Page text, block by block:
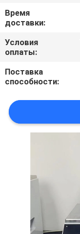
СПРОСИТЕ
ЦИТАТУ
КАРТА
САЙТА
PRIVACY
POLICY
Время
доставки:
Условия
оплаты:
Поставка
способности: